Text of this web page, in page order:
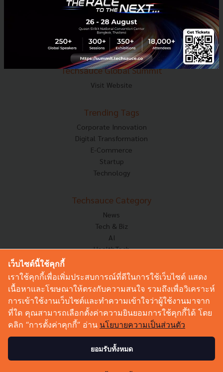
About Techsauce
Techsauce Services
Privacy Policy
ส่งบทความ
Techsauce Global Summit
Visit Website
Trending Tags
Corporate Innovation
Digital Transformation
E-Commerce
Startup
Technology
Techsauce Category
News
Tech & Biz
AI
HealthTech
Corp Innov
Saucy Thoughts
Based On
Sustainable
Videos
Podcast
เว็บไซต์นี้ใช้คุกกี้
เราใช้คุกกี้เพื่อเพิ่มประสบการณ์ที่ดีในการใช้เว็บไซต์ แสดง
เนื้อหาและโฆษณาให้ตรงกับความสนใจ รวมถึงเพื่อวิเคราะห์
การเข้าใช้งานเว็บไซต์และทำความเข้าใจว่าผู้ใช้งานมาจาก
ที่ใด คุณสามารถเลือกตั้งค่าความยินยอมการใช้คุกกี้ได้ โดย
คลิก “การตั้งค่าคุกกี้” อ่าน นโยบายความเป็นส่วนตัว
ยอมรับทั้งหมด